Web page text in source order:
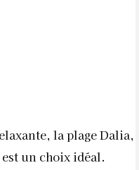
la plage Dalia,
un choix idéal.